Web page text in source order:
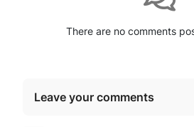
There are no comments
Leave your comments